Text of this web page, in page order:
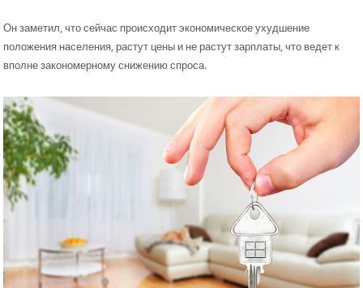
Он заметил, что сейчас происходит экономическое ухудшение
положения населения, растут цены и не растут зарплаты, что ведет к
вполне закономерному снижению спроса.